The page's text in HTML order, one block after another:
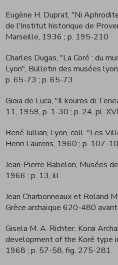
Eugène H. Duprat, "Ni
de l'Institut historique de
Marseille, 1936; p. 195-210
Charles Dugas, "La Coré : du
Lyon", Bulletin des musées
p. 65-73; p. 65-73
Gioia de Luca, "Il kouros di
11, 1959, p. 1-30; p. 24, pl.
René Jullian, Lyon, coll. "Les
Henri Laurens, 1960; p. 107-
Jean-Pierre Babelon, Musées
1966; p. 13, ill.
Jean Charbonneaux et Roland
Grèce archaïque 620-480
Gisela M. A. Richter, Korai
development of the Koré type
1968; p. 57-58, fig. 275-281